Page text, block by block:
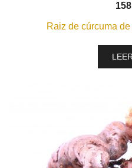
VISTA
Raiz de cúrcuma